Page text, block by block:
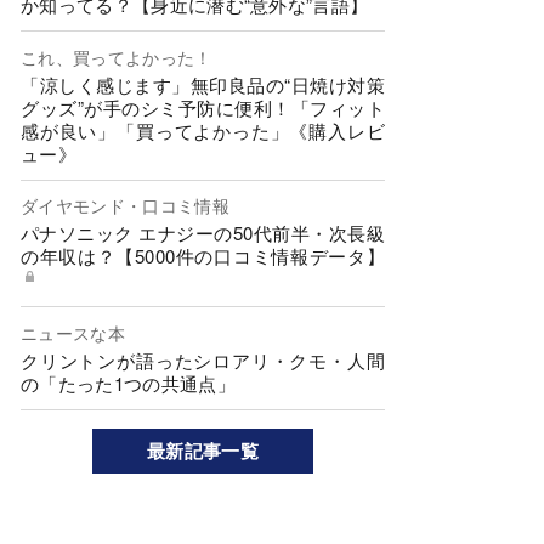
これ、買ってよかった！
「涼しく感じます」無印良品の“日焼け対策
グッズ”が手のシミ予防に便利！「フィット
感が良い」「買ってよかった」《購入レビ
ュー》
ダイヤモンド・口コミ情報
パナソニック エナジーの50代前半・次長級
の年収は？【5000件の口コミ情報データ】
ニュースな本
クリントンが語ったシロアリ・クモ・人間
の「たった1つの共通点」
最新記事一覧